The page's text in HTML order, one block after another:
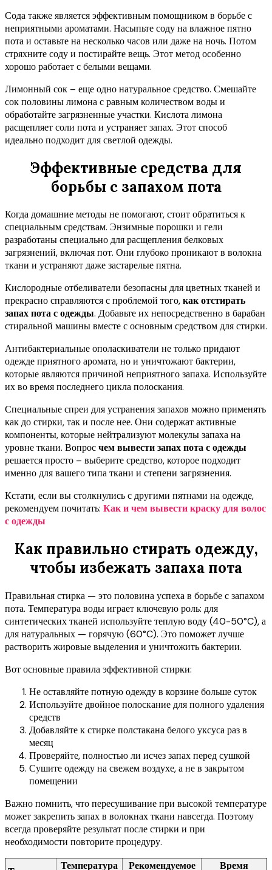
Сода также является эффективным помощником в борьбе с
неприятными ароматами. Насыпьте соду на влажное пятно
пота и оставьте на несколько часов или даже на ночь. Потом
стряхните соду и постирайте вещь. Этот метод особенно
хорошо работает с белыми вещами.
Лимонный сок – еще одно натуральное средство. Смешайте
сок половины лимона с равным количеством воды и
обработайте загрязненные участки. Кислота лимона
расщепляет соли пота и устраняет запах. Этот способ
идеально подходит для светлой одежды.
Эффективные средства для
борьбы с запахом пота
Когда домашние методы не помогают, стоит обратиться к
специальным средствам. Энзимные порошки и гели
разработаны специально для расщепления белковых
загрязнений, включая пот. Они глубоко проникают в волокна
ткани и устраняют даже застарелые пятна.
Кислородные отбеливатели безопасны для цветных тканей и
прекрасно справляются с проблемой того,как отстирать
запах пота с одежды. Добавьте их непосредственно в барабан
стиральной машины вместе с основным средством для стирки.
Антибактериальные ополаскиватели не только придают
одежде приятного аромата, но и уничтожают бактерии,
которые являются причиной неприятного запаха. Используйте
их во время последнего цикла полоскания.
Специальные спреи для устранения запахов можно применять
как до стирки, так и после нее. Они содержат активные
компоненты, которые нейтрализуют молекулы запаха на
уровне ткани. Вопросчем вывести запах пота с одежды
решается просто – выберите средство, которое подходит
именно для вашего типа ткани и степени загрязнения.
Кстати, если вы столкнулись с другими пятнами на одежде,
рекомендуем почитать: Как и чем вывести краску для волос
с одежды
Как правильно стирать одежду,
чтобы избежать запаха пота
Правильная стирка — это половина успеха в борьбе с запахом
пота. Температура воды играет ключевую роль: для
синтетических тканей используйте теплую воду (40-50°C), а
для натуральных — горячую (60°C). Это поможет лучше
растворить жировые выделения и уничтожить бактерии.
Вот основные правила эффективной стирки:
Не оставляйте потную одежду в корзине больше суток
Используйте двойное полоскание для полного удаления
средств
Добавляйте к стирке полстакана белого уксуса раз в
месяц
Проверяйте, полностью ли исчез запах перед сушкой
Сушите одежду на свежем воздухе, а не в закрытом
помещении
Важно помнить, что пересушивание при высокой температуре
может закрепить запах в волокнах ткани навсегда. Поэтому
всегда проверяйте результат после стирки и при
необходимости повторите процедуру.
Температура Рекомендуемое Время